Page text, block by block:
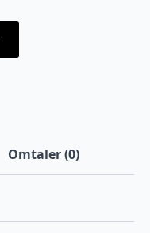
Omtaler (0)